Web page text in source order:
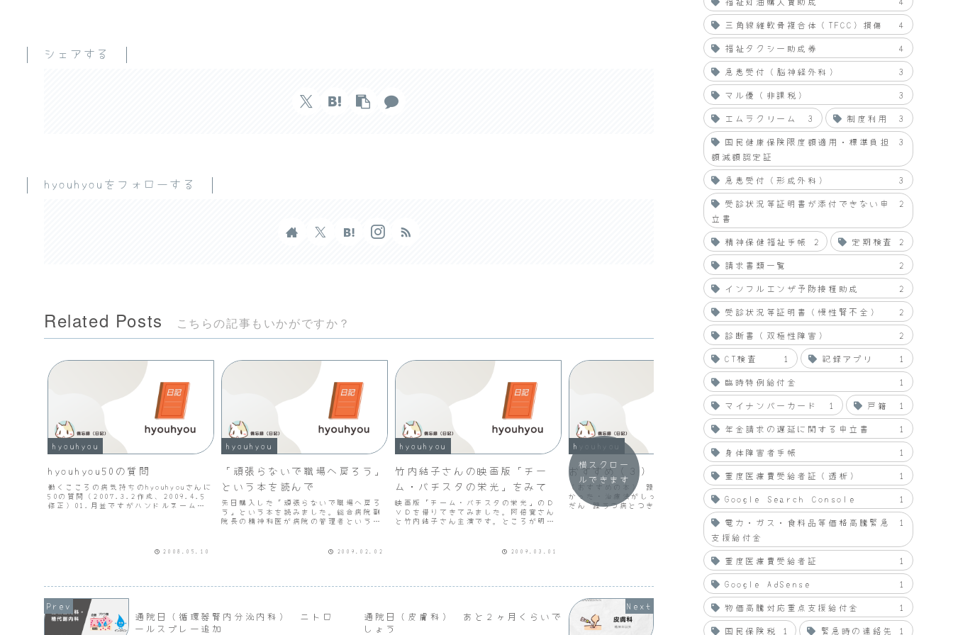
シェアする
hyouhyouをフォローする
Related Posts こちらの記事もいかがですか？
hyouhyou
hyouhyou50の質問
働くこころの病気持ちのhyouhyouさんに
50の質問（2007.3.2作成、2009.4.5
修正）01.月並ですがハンドルネーム・
2008.05.10
hyouhyou
「頑張らないで職場へ戻ろう」
という本を読んで
先日購入した「頑張らないで職場へ戻ろ
う」という本を読みました。総合病院副
院長の精神科医が病院の管理者という立
乗ったりするという話から始まりまし
た。自分の上司が精神科医で...
2009.02.02
hyouhyou
竹内結子さんの映画版「チー
ム・バチスタの栄光」をみて
映画版「チーム・バチスタの栄光」のＤ
ＶＤを借りてきてみました。阿倍寛さん
と竹内結子さん主演です。ところが明日
マ版をみてしまったので映画版は時間の
制約があるためストーリー...
2009.03.01
hyouhyou
おすすめ（３）
（おすすめの本） 躁うつ病はここまでわ
かった・治療法がしっかり、症例もふん
だん 躁うつ病とつきあう・さっと読める
感じ うつ病をなおす・詳しくわかりやす
い 「うつ」からの社会復帰ガイド・職場
復帰の流れがわかりやすい もし部下がう
2008.10.01
hyouhyou
篠原涼子さんの「花嫁は厄年
ッ!」をみて
人気テレビアナウンサーの竹富明子役の
篠原涼子さんが厄年に番組を降番させら
れて復帰するためには３ヶ月間ニセ嫁と
して農家へ潜入する番組で取材すること
になります。協力してくれる農家がなか
ったのですが、元カレの実家が桃農家と
いうことを思い出して頼み...
2009.04.19
横スクロー
ルできます
通院日（循環器腎内分泌内科） ニトロ
ールスプレー追加
通院日（皮膚科） あと２ヶ月くらいで
しょう
三角線維軟骨複合体（TFCC）損傷
4
福祉タクシー助成券
4
急患受付（脳神経外科）
3
マル優（非課税）
3
エムラクリーム
3 制度利用
3
国民健康保険限度額適用・標準負担
額減額認定証
3
急患受付（形成外科）
3
受診状況等証明書が添付できない申
立書
2
精神保健福祉手帳 2 定期検査
2
請求書類一覧
2
インフルエンザ予防接種助成
2
受診状況等証明書（慢性腎不全）
2
診断書（双極性障害）
2
CT検査
1 記録アプリ
1
臨時特例給付金
1
マイナンバーカード
1 戸籍
1
年金請求の遅延に関する申立書
1
身体障害者手帳
1
重度医療費受給者証（透析）
1
Google Search Console
1
電力・ガス・食料品等価格高騰緊急
支援給付金
1
重度医療費受給者証
1
Google AdSense
1
物価高騰対応重点支援給付金
1
国民保険税
1 緊急時の連絡先 1